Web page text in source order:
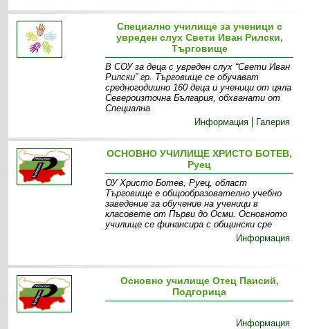
Специално училище за ученици с
увреден слух Свети Иван Рилски,
Търговище
В СОУ за деца с увреден слух “Свети Иван
Рилски” гр. Търговище се обучават
средногодишно 160 деца и ученици от цяла
Североизточна България, обхванати от
Специална
Информация
Галерия
ОСНОВНО УЧИЛИЩЕ ХРИСТО БОТЕВ,
Руец
ОУ Христо Ботев, Руец, област
Търговище е общообразователно учебно
заведение за обучение на ученици в
класовете от Първи до Осми. Основното
училище се финансира с общински сре
Информация
Основно училище Отец Паисий,
Подгорица
Информация